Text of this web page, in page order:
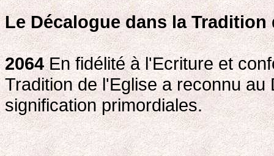
Le Décalogue dans la Tradition
2064En fidélité à l'Ecriture et
Tradition de l'Eglise a reconnu
signification primordiales.